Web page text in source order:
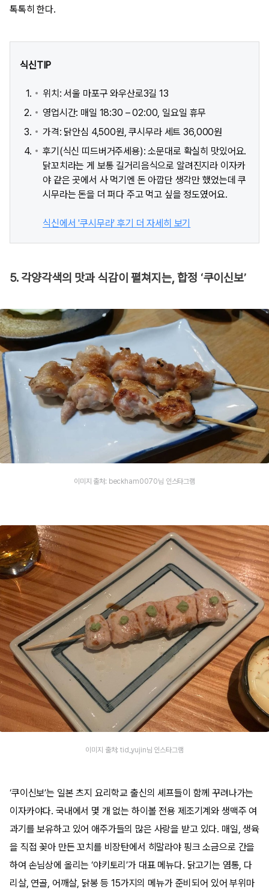
톡톡히 한다.
식신TIP
위치: 서울 마포구 와우산로3길 13
영업시간: 매일 18:30 – 02:00, 일요일 휴무
가격: 닭안심 4,500원, 쿠시무라 세트 36,000원
후기(식신 띠드버거주세용): 소문대로 확실히 맛있어요.
닭꼬치라는 게 보통 길거리음식으로 알려진지라 이자카
야 같은 곳에서 사 먹기엔 돈 아깝단 생각만 했었는데 쿠
시무라는 돈을 더 퍼다 주고 먹고 싶을 정도였어요.
식신에서 '쿠시무라' 후기 더 자세히 보기
5. 각양각색의 맛과 식감이 펼쳐지는, 합정 ‘쿠이신보’
이미지 출처: beckham0070님 인스타그램
이미지 출처: tid_yujin님 인스타그램
‘쿠이신보’는 일본 츠지 요리학교 출신의 셰프들이 함께 꾸려나가는
이자카야다. 국내에서 몇 개 없는 하이볼 전용 제조기계와 생맥주 여
과기를 보유하고 있어 애주가들의 많은 사랑을 받고 있다. 매일, 생육
을 직접 꽂아 만든 꼬치를 비장탄에서 히말라야 핑크 소금으로 간을
하여 손님상에 올리는 ‘야키토리’가 대표 메뉴다. 닭고기는 염통, 다
리살, 연골, 어깨살, 닭봉 등 15가지의 메뉴가 준비되어 있어 부위마